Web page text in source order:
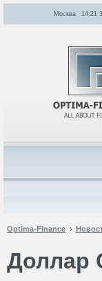
Optima-Finance
Доллар
Москва 14:21: